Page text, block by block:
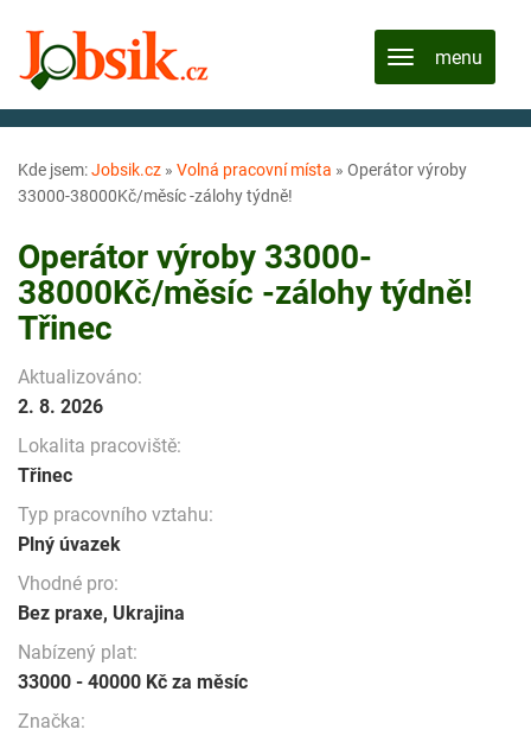
Kde jsem:Jobsik.cz » Volná pracovní místa » Operátor výroby
33000-38000Kč/měsíc -zálohy týdně!
Operátor výroby 33000-
38000Kč/měsíc -zálohy týdně!
Třinec
Aktualizováno:
2. 8. 2026
Lokalita pracoviště:
Třinec
Typ pracovního vztahu:
Plný úvazek
Vhodné pro:
Bez praxe, Ukrajina
Nabízený plat:
33000 - 40000 Kč za měsíc
Značka: